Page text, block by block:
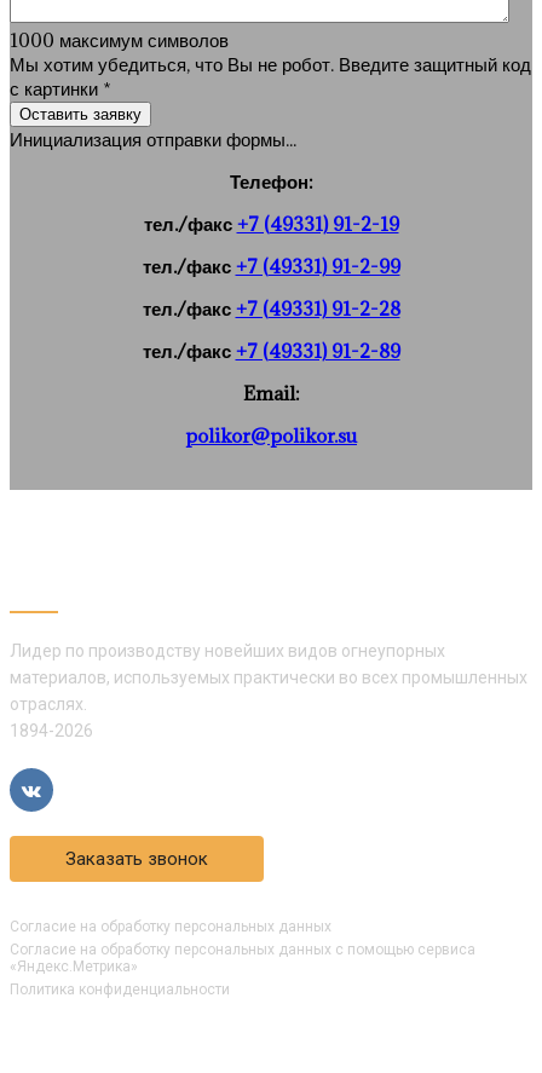
1000 максимум символов
Мы хотим убедиться, что Вы не робот. Введите защитный код
с картинки *
Оставить заявку
Инициализация отправки формы...
Телефон:
тел./факс +7 (49331) 91-2-19
тел./факс +7 (49331) 91-2-99
тел./факс +7 (49331) 91-2-28
тел./факс +7 (49331) 91-2-89
Email:
polikor@polikor.su
Лидер по производству новейших видов огнеупорных
материалов, используемых практически во всех промышленных
отраслях.
1894-2026
Заказать звонок
Согласие на обработку персональных данных
Согласие на обработку персональных данных с помощью сервиса
«Яндекс.Метрика»
Политика конфиденциальности